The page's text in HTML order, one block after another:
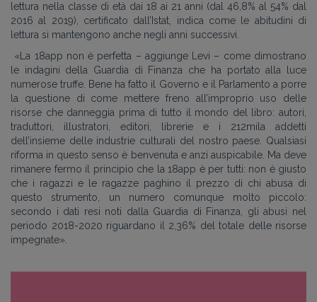
lettura nella classe di età dai 18 ai 21 anni (dal 46,8% al 54% dal
2016 al 2019), certificato dall’Istat, indica come le abitudini di
lettura si mantengono anche negli anni successivi.
« La 18app non è perfetta – aggiunge Levi – come dimostrano
le indagini della Guardia di Finanza che ha portato alla luce
numerose truffe. Bene ha fatto il Governo e il Parlamento a porre
la questione di come mettere freno all’improprio uso delle
risorse che danneggia prima di tutto il mondo del libro: autori,
traduttori, illustratori, editori, librerie e i 212mila addetti
dell’insieme delle industrie culturali del nostro paese. Qualsiasi
riforma in questo senso è benvenuta e anzi auspicabile. Ma deve
rimanere fermo il principio che la 18app è per tutti: non è giusto
che i ragazzi e le ragazze paghino il prezzo di chi abusa di
questo strumento, un numero comunque molto piccolo:
secondo i dati resi noti dalla Guardia di Finanza, gli abusi nel
periodo 2018-2020 riguardano il 2,36% del totale delle risorse
impegnate»